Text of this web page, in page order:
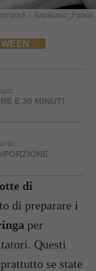
| Anastasia_Panait
E 30 MINUTI
PORZIONE
di
di preparare i
per
Questi
se state